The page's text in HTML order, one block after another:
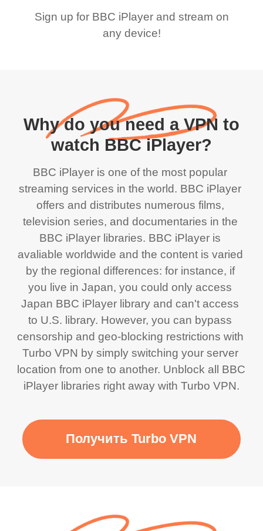
Sign up for BBC iPlayer and stream on
any device!
Why do you need a VPN to
watch BBC iPlayer?
BBC iPlayer is one of the most popular
streaming services in the world. BBC iPlayer
offers and distributes numerous films,
television series, and documentaries in the
BBC iPlayer libraries. BBC iPlayer is
avaliable worldwide and the content is varied
by the regional differences: for instance, if
you live in Japan, you could only access
Japan BBC iPlayer library and can't access
to U.S. library. However, you can bypass
censorship and geo-blocking restrictions with
Turbo VPN by simply switching your server
location from one to another. Unblock all BBC
iPlayer libraries right away with Turbo VPN.
Получить Turbo VPN